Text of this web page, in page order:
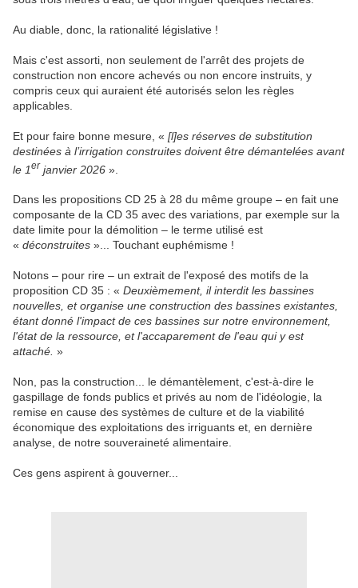
Au diable, donc, la rationalité législative !
Mais c'est assorti, non seulement de l'arrêt des projets de
construction non encore achevés ou non encore instruits, y
compris ceux qui auraient été autorisés selon les règles
applicables.
Et pour faire bonne mesure, « [l]es réserves de substitution
destinées à l’irrigation construites doivent être démantelées avant
le 1er janvier 2026 ».
Dans les propositions CD 25 à 28 du même groupe – en fait une
composante de la CD 35 avec des variations, par exemple sur la
date limite pour la démolition – le terme utilisé est
« déconstruites »... Touchant euphémisme !
Notons – pour rire – un extrait de l'exposé des motifs de la
proposition CD 35 : « Deuxièmement, il interdit les bassines
nouvelles, et organise une construction des bassines existantes,
étant donné l'impact de ces bassines sur notre environnement,
l'état de la ressource, et l'accaparement de l'eau qui y est
attaché. »
Non, pas la construction... le démantèlement, c'est-à-dire le
gaspillage de fonds publics et privés au nom de l'idéologie, la
remise en cause des systèmes de culture et de la viabilité
économique des exploitations des irriguants et, en dernière
analyse, de notre souveraineté alimentaire.
Ces gens aspirent à gouverner...